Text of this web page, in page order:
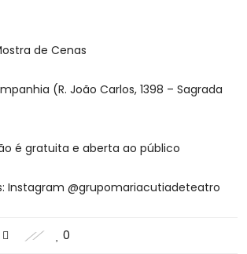
de Cenas
(R. João Carlos, 1398 – Sagrada
é gratuita e aberta ao público
Instagram @grupomariacutiadeteatro
0